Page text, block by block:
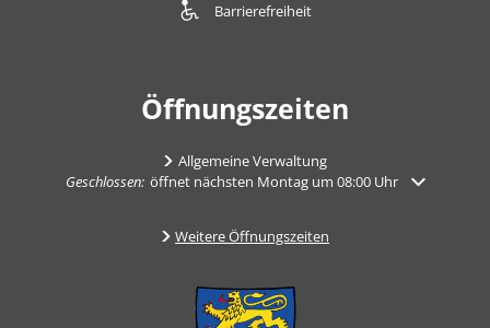
Barrierefreiheit
Öffnungszeiten
Allgemeine Verwaltung
Klicken, um weitere Öffnungs- oder Schließzeiten auszublenden
Geschlossen: öffnet nächsten Montag um 08:00 Uhr
Weitere Öffnungszeiten